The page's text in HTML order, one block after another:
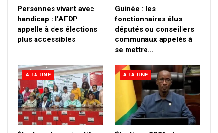
Personnes vivant avec
handicap : l’AFDP
appelle à des élections
plus accessibles
Guinée : les
fonctionnaires élus
députés ou conseillers
communaux appelés à
se mettre…
A LA UNE A LA UNE